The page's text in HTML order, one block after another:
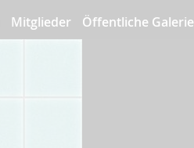
Mitglieder Öffentliche Galerie